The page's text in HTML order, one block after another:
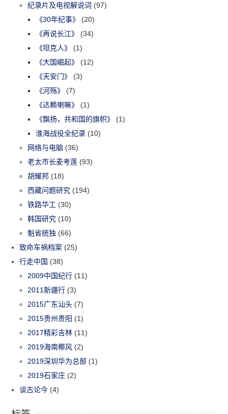
纪录片及电视解说词 (97)
《30年纪事》
(20)
《再说长江》
(34)
《坦克人》
(1)
《大国崛起》
(12)
《天安门》
(3)
《河殇》
(7)
《达赖喇嘛》
(1)
《飘扬，共和国的旗帜》
(1)
淮海战役全纪录 (10)
网络与电脑 (36)
老太市长麦考莲 (93)
胡耀邦 (18)
西藏问题研究 (194)
铁路华工 (30)
韩国研究 (10)
魁省统独 (66)
致命车祸档案 (25)
行走中国 (38)
2009中国纪行 (11)
2011新疆行 (3)
2015广东汕头 (7)
2015贵州贵阳 (1)
2017精彩吉林 (11)
2019海南椰风 (2)
2019深圳华为总部 (1)
2019石家庄 (2)
谈古论今 (4)